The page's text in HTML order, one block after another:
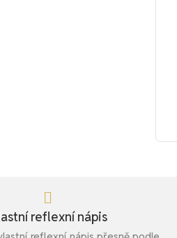
reflexní nápis